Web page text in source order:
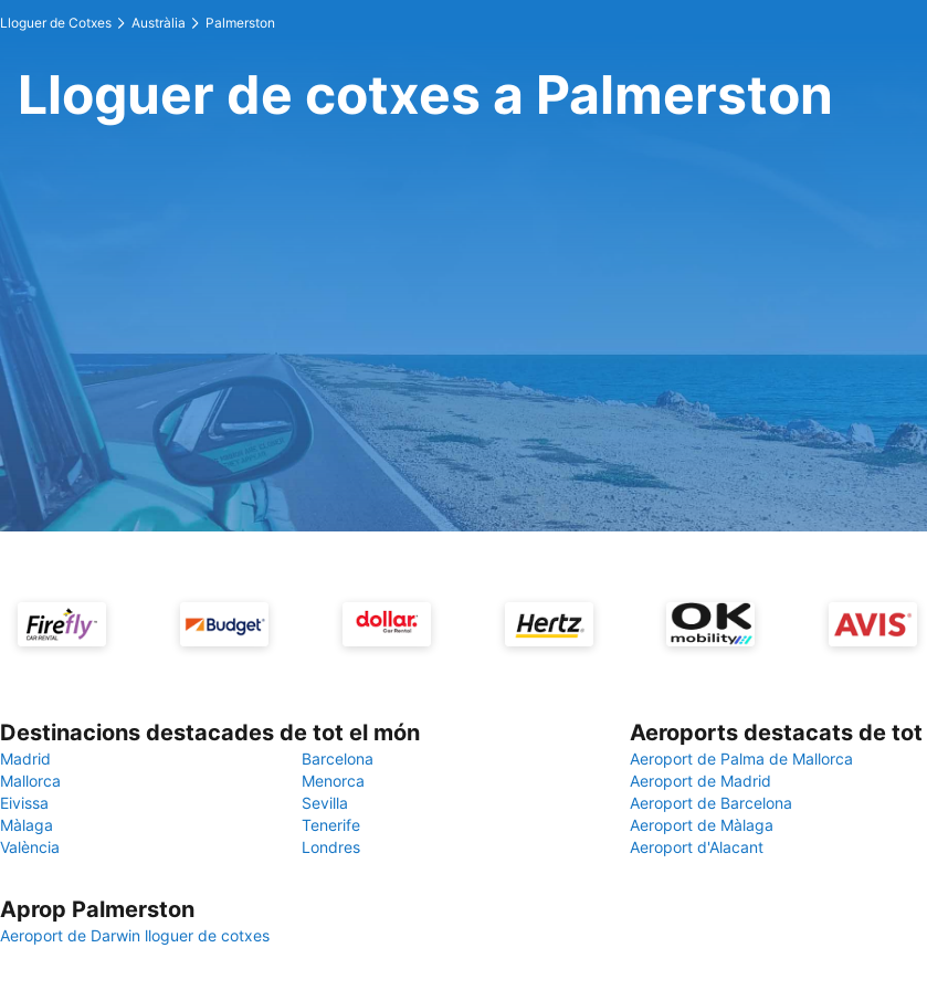
Lloguer de Cotxes Austràlia Palmerston
Lloguer de cotxes a Palmerston
Destinacions destacades de tot el món
Madrid
Barcelona
Mallorca
Menorca
Eivissa
Sevilla
Màlaga
Tenerife
València
Londres
Aeroports destacats de tot
Aeroport de Palma de Mallorca
Aeroport de Madrid
Aeroport de Barcelona
Aeroport de Màlaga
Aeroport d'Alacant
Aprop Palmerston
Aeroport de Darwin lloguer de cotxes